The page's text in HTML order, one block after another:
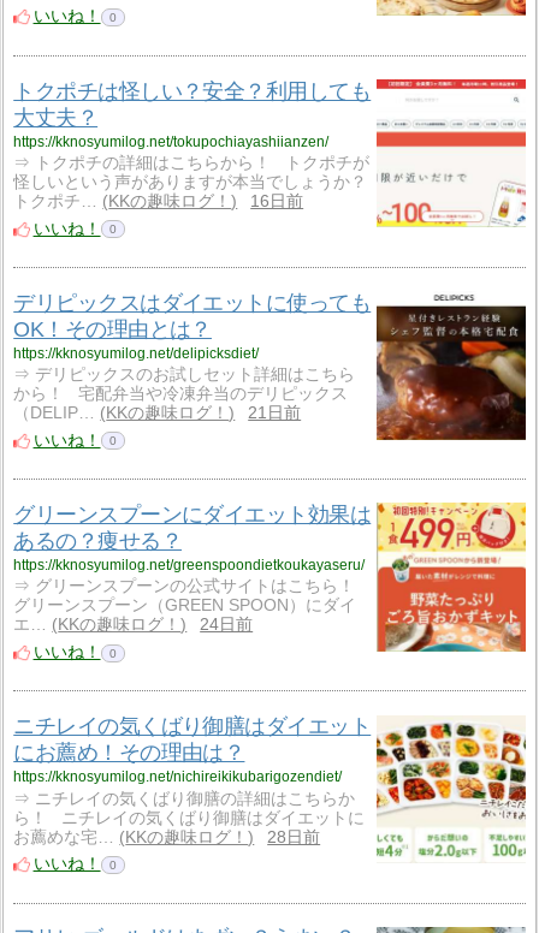
いいね！
0
トクポチは怪しい？安全？利用しても
大丈夫？
https://kknosyumilog.net/tokupochiayashiianzen/
⇒ トクポチの詳細はこちらから！ トクポチが
怪しいという声がありますが本当でしょうか？
トクポチ…
KKの趣味ログ！
16日前
いいね！
0
デリピックスはダイエットに使っても
OK！その理由とは？
https://kknosyumilog.net/delipicksdiet/
⇒ デリピックスのお試しセット詳細はこちら
から！ 宅配弁当や冷凍弁当のデリピックス
（DELIP…
KKの趣味ログ！
21日前
いいね！
0
グリーンスプーンにダイエット効果は
あるの？痩せる？
https://kknosyumilog.net/greenspoondietkoukayaseru/
⇒ グリーンスプーンの公式サイトはこちら！
グリーンスプーン（GREEN SPOON）にダイ
エ…
KKの趣味ログ！
24日前
いいね！
0
ニチレイの気くばり御膳はダイエット
にお薦め！その理由は？
https://kknosyumilog.net/nichireikikubarigozendiet/
⇒ ニチレイの気くばり御膳の詳細はこちらか
ら！ ニチレイの気くばり御膳はダイエットに
お薦めな宅…
KKの趣味ログ！
28日前
いいね！
0